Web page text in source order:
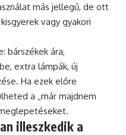
más jellegű, de ott
vagy gyakori
bárszékek ára,
extra lámpák, új
Ha ezek előre
a „már majdnem
illeszkedik a